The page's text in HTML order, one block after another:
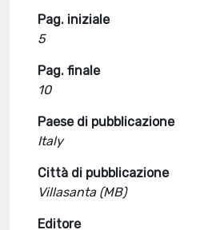
Pag. iniziale
5
Pag. finale
10
Paese di pubblicazione
Italy
Città di pubblicazione
Villasanta (MB)
Editore